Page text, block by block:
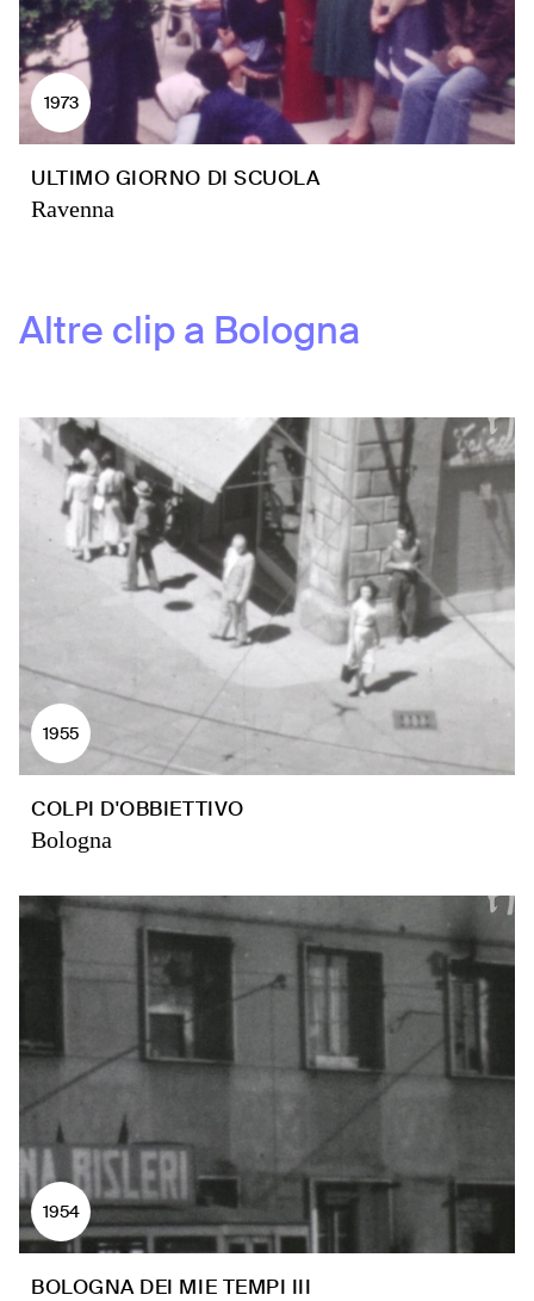
1973
ULTIMO GIORNO DI SCUOLA
Ravenna
Altre clip a Bologna
1955
COLPI D'OBBIETTIVO
Bologna
1954
BOLOGNA DEI MIE TEMPI III